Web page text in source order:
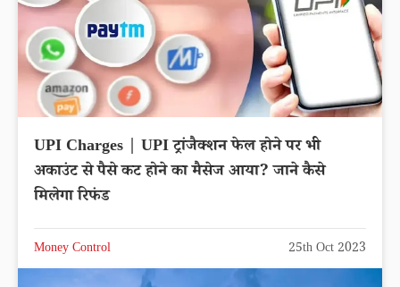
UPI Charges | UPI ट्रांजैक्शन फेल होने पर भी
अकाउंट से पैसे कट होने का मैसेज आया? जाने कैसे
मिलेगा रिफंड
Money Control 25th Oct 2023